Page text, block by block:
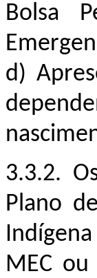
Bolsa
d)
3.3.2.
Plano
MEC